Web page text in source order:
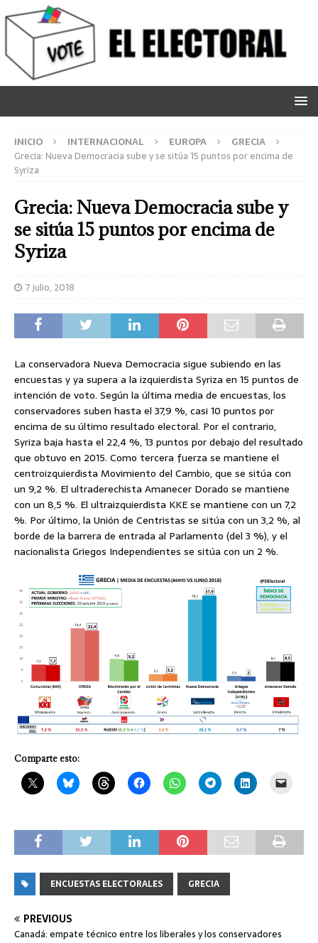
INICIO INTERNACIONAL EUROPA
GRECIA
Grecia: Nueva Democracia sube y se sitúa 15 puntos por encima de
Syriza
Grecia: Nueva Democracia sube y
se sitúa 15 puntos por encima de
Syriza
7 julio, 2018
La conservadora Nueva Democracia sigue subiendo en las
encuestas y ya supera a la izquierdista Syriza en 15 puntos de
intención de voto. Según la última media de encuestas, los
conservadores suben hasta el 37,9 %, casi 10 puntos por
encima de su último resultado electoral. Por el contrario,
Syriza baja hasta el 22,4 %, 13 puntos por debajo del resultado
que obtuvo en 2015. Como tercera fuerza se mantiene el
centroizquierdista Movimiento del Cambio, que se sitúa con
un 9,2 %. El ultraderechista Amanecer Dorado se mantiene
con un 8,5 %. El ultraizquierdista KKE se mantiene con un 7,2
%. Por último, la Unión de Centristas se sitúa con un 3,2 %, al
borde de la barrera de entrada al Parlamento (del 3 %), y el
nacionalista Griegos Independientes se sitúa con un 2 %.
Comparte esto:
ENCUESTAS ELECTORALES GRECIA
PREVIOUS
Canadá: empate técnico entre los liberales y los conservadores